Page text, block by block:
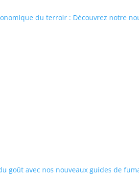
du terroir : Découvrez notre
goût avec nos nouveaux guides de